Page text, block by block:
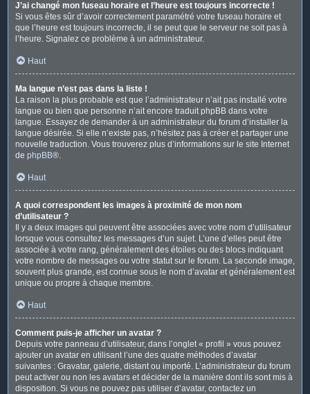
J’ai changé mon fuseau horaire et l’heure est toujours incorrecte !
Si vous êtes sûr d’avoir correctement paramétré votre fuseau horaire et
que l’heure est toujours incorrecte, il se peut que le serveur ne soit pas à
l’heure. Signalez ce problème à un administrateur.
Haut
Ma langue n’est pas dans la liste !
La raison la plus probable est que l’administrateur n’ait pas installé votre
langue ou bien que personne n’ait encore traduit phpBB dans votre
langue. Essayez de demander à un administrateur du forum d’installer la
langue désirée. Si elle n’existe pas, n’hésitez pas à créer et partager une
nouvelle traduction. Vous trouverez plus d’informations sur le site Internet
de phpBB®.
Haut
A quoi correspondent les images à proximité de mon nom
d’utilisateur ?
Il y a deux images qui peuvent être associées avec votre nom d’utilisateur
lorsque vous consultez les messages d’un sujet. L’une d’elles peut être
associée à votre rang, généralement des étoiles ou des blocs indiquant
votre nombre de messages ou votre statut sur le forum. La seconde image,
souvent plus grande, est connue sous le nom d’avatar et généralement est
unique ou propre à chaque membre.
Haut
Comment puis-je afficher un avatar ?
Depuis votre panneau d’utilisateur, dans l’onglet « profil » vous pouvez
ajouter un avatar en utilisant l’une des quatre méthodes d’avatar
suivantes : Gravatar, galerie, distant ou importé. L’administrateur du forum
peut activer ou non les avatars et décider de la manière dont ils sont mis à
disposition. Si vous ne pouvez pas utiliser d’avatar, contactez un